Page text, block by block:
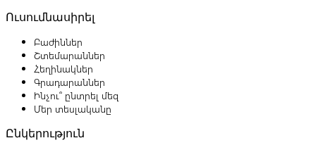
Ուսումնասիրել
Բաժիններ
Շտեմարաններ
Հեղինակներ
Գրադարաններ
Ինչու՞ ընտրել մեզ
Մեր տեսլականը
Ընկերություն